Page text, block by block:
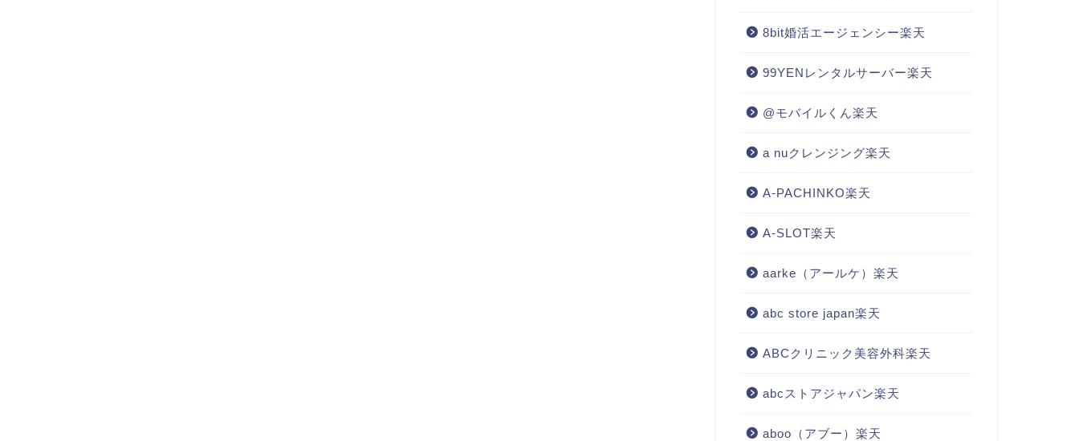
8bit婚活エージェンシー楽天
99YENレンタルサーバー楽天
@モバイルくん楽天
a nuクレンジング楽天
A-PACHINKO楽天
A-SLOT楽天
aarke（アールケ）楽天
abc store japan楽天
ABCクリニック美容外科楽天
abcストアジャパン楽天
aboo（アブー）楽天